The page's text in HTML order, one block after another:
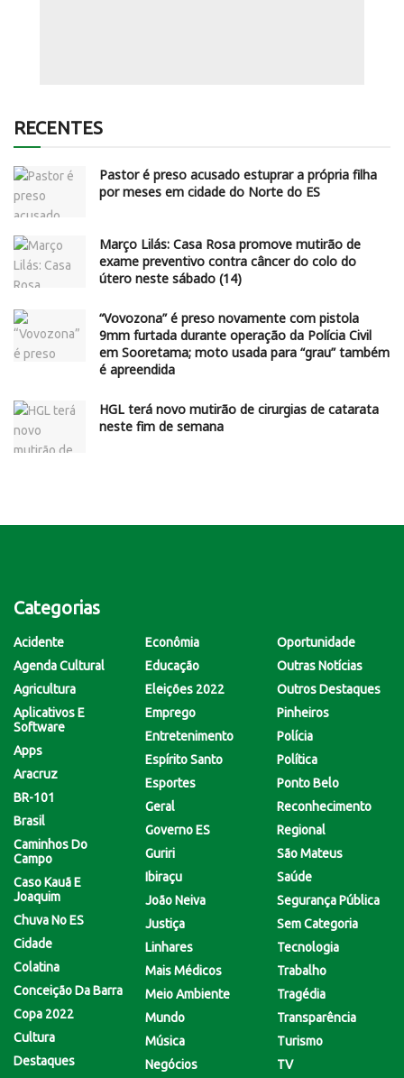
RECENTES
Pastor é preso acusado estuprar a própria filha
por meses em cidade do Norte do ES
Março Lilás: Casa Rosa promove mutirão de
exame preventivo contra câncer do colo do
útero neste sábado (14)
“Vovozona” é preso novamente com pistola
9mm furtada durante operação da Polícia Civil
em Sooretama; moto usada para “grau” também
é apreendida
HGL terá novo mutirão de cirurgias de catarata
neste fim de semana
Categorias
Acidente
Agenda Cultural
Agricultura
Aplicativos E
Software
Apps
Aracruz
BR-101
Brasil
Caminhos Do
Campo
Caso Kauã E
Joaquim
Chuva No ES
Cidade
Colatina
Conceição Da Barra
Copa 2022
Cultura
Destaques
Econômia
Educação
Eleições 2022
Emprego
Entretenimento
Espírito Santo
Esportes
Geral
Governo ES
Guriri
Ibiraçu
João Neiva
Justiça
Linhares
Mais Médicos
Meio Ambiente
Mundo
Música
Negócios
Oportunidade
Outras Notícias
Outros Destaques
Pinheiros
Polícia
Política
Ponto Belo
Reconhecimento
Regional
São Mateus
Saúde
Segurança Pública
Sem Categoria
Tecnologia
Trabalho
Tragédia
Transparência
Turismo
TV